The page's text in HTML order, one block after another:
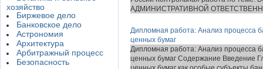
хозяйство
Биржевое дело
Банковское дело
Астрономия
Архитектура
Арбитражный процесс
Безопасность
АДМИНИСТРАТИВНОЙ
Дипломная работа: Анализ процесса
ценных бумаг
Дипломная работа: Анализ процесса
ценных бумаг Содержание Введение